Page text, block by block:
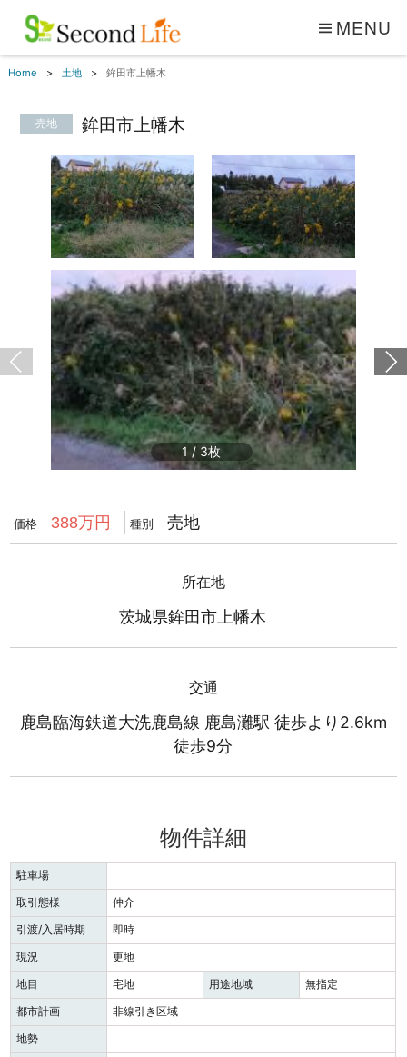
MENU
Home 土地 鉾田市上幡木
売地 鉾田市上幡木
1 / 3
価格 388万円 種別 売地
所在地
茨城県鉾田市上幡木
交通
鹿島臨海鉄道大洗鹿島線 鹿島灘駅 徒歩より2.6km
徒歩9分
物件詳細
駐車場
取引態様
仲介
引渡/入居時期
即時
現況
更地
地目
宅地 用途地域
無指定
都市計画
非線引き区域
地勢